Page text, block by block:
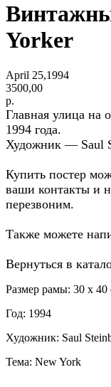
Yorker
April 25,1994
3500,00
р.
Главная улица на
1994 года.
Художник — Saul
Купить постер
ваши контакты и
перезвоним.
Также можете
Вернуться в
Размер рамы: 30 x 40
Год: 1994
Художник: Saul
Тема: New York